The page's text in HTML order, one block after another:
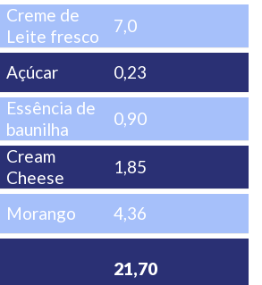
Creme de
Leite fresco
7,0
Açúcar 0,23
Essência de
baunilha
0,90
Cream
Cheese
1,85
Morango 4,36
21,70